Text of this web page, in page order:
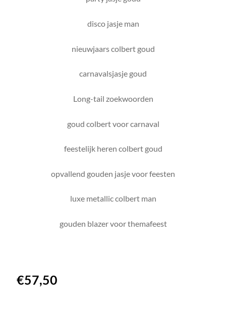
disco jasje man
nieuwjaars colbert goud
carnavalsjasje goud
Long-tail zoekwoorden
goud colbert voor carnaval
feestelijk heren colbert goud
opvallend gouden jasje voor feesten
luxe metallic colbert man
gouden blazer voor themafeest
€57,50